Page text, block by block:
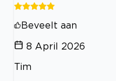
Beveelt aan
8 April 2026
Tim